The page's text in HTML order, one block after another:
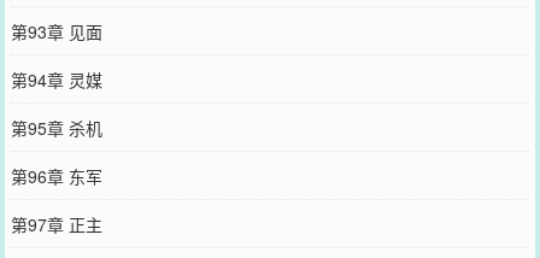
第93章 见面
第94章 灵媒
第95章 杀机
第96章 东军
第97章 正主